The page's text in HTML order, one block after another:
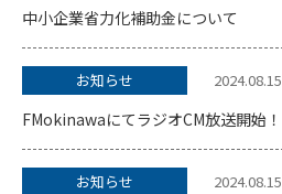
中小企業省力化補助金について
お知らせ 2024.08.15
FMokinawaにてラジオCM放送開始！
お知らせ 2024.08.15